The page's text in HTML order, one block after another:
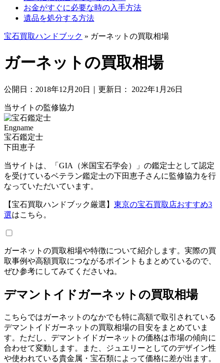
お金がすぐに必要な時の入手方法
遺品を処分する方法
宝石買取ハンドブック » ガーネットの買取相場
ガーネットの買取相場
公開日： 2018年12月20日 ｜更新日： 2022年1月26日
当サイトの監修協力
Engname
宝石鑑定士
下田恵子
当サイトは、「GIA（米国宝石学会）」の鑑定士として認定
を受けているベテラン鑑定士の下田恵子さんに監修協力を行
なっていただいています。
【宝石買取ハンドブック厳選】 東京の宝石買取店おすすめ3
選はこちら。
ガーネットの買取相場や特徴について紹介します。実際の買
取事例や高額買取につながるポイントもまとめているので、
ぜひ参考にしてみてくださいね。
デマントイドガーネットの買取相場
こちらではガーネットのなかでも特に高額で取引されている
デマントイドガーネットの買取相場の目安をまとめていま
す。ただし、デマントイドガーネットの価格は市場の傾向に
合わせて変動します。また、ジュエリーとしてのデザイン性
や使われている貴金属・宝石類によって価格に差が出ます。